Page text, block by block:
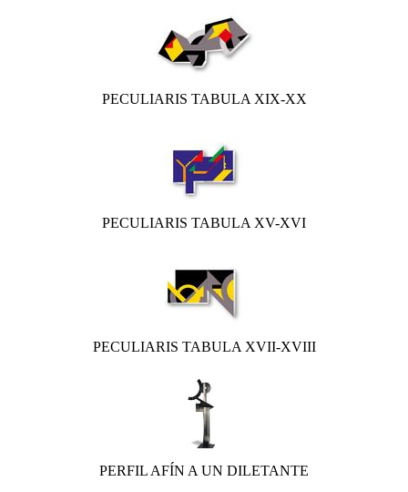
PECULIARIS TABULA XIX-XX
PECULIARIS TABULA XV-XVI
PECULIARIS TABULA XVII-XVIII
PERFIL AFÍN A UN DILETANTE